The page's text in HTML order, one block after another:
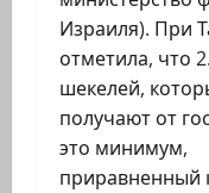
Израиля). При
отметила, что
шекелей,
получают от
это минимум,
приравненный